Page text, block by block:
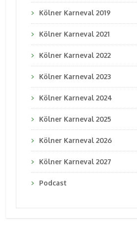
Kölner Karneval 2019
Kölner Karneval 2021
Kölner Karneval 2022
Kölner Karneval 2023
Kölner Karneval 2024
Kölner Karneval 2025
Kölner Karneval 2026
Kölner Karneval 2027
Podcast